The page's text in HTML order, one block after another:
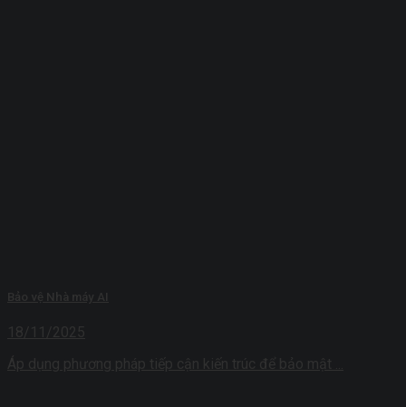
Bảo vệ Nhà máy AI
18/11/2025
Áp dụng phương pháp tiếp cận kiến ​​trúc để bảo mật ...